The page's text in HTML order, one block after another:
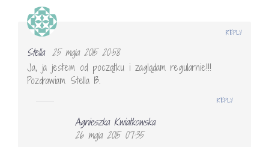
Stella 25 maja 2015 20:58
Ja, ja jestem od początku i zaglądam regularnie!!!
Pozdrawiam Stella B.
REPLY
Agnieszka Kwiatkowska
26 maja 2015 07:35
REPLY